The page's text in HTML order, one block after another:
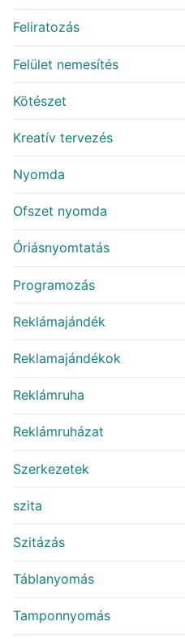
Feliratozás
Felület nemesítés
Kötészet
Kreatív tervezés
Nyomda
Ofszet nyomda
Óriásnyomtatás
Programozás
Reklámajándék
Reklamajándékok
Reklámruha
Reklámruházat
Szerkezetek
szita
Szitázás
Táblanyomás
Tamponnyomás